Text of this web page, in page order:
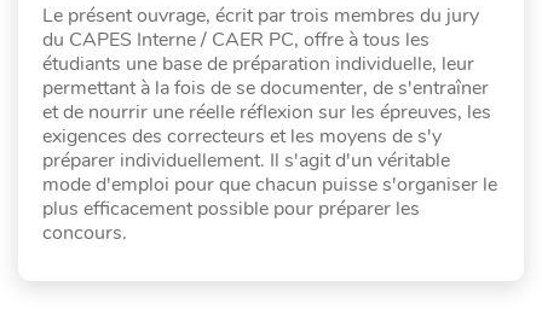
Le présent ouvrage, écrit par trois membres du jury
du CAPES Interne / CAER PC, offre à tous les
étudiants une base de préparation individuelle, leur
permettant à la fois de se documenter, de s'entraîner
et de nourrir une réelle réflexion sur les épreuves, les
exigences des correcteurs et les moyens de s'y
préparer individuellement. Il s'agit d'un véritable
mode d'emploi pour que chacun puisse s'organiser le
plus efficacement possible pour préparer les
concours.